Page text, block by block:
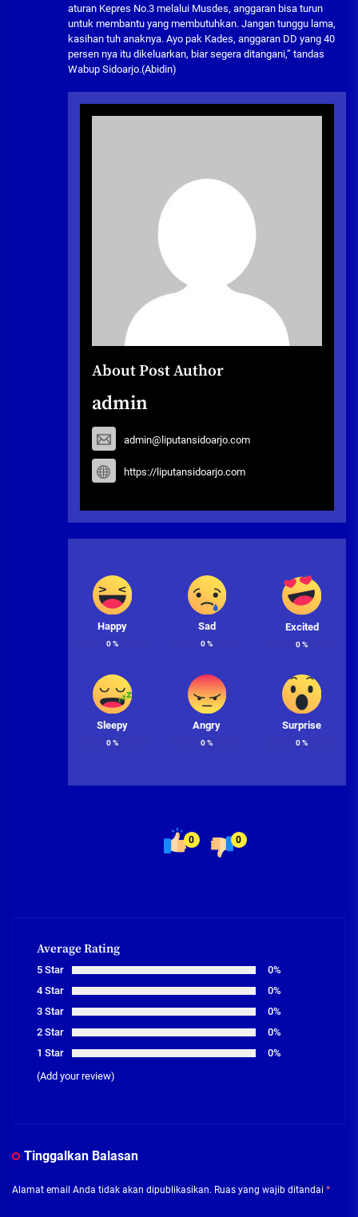
aturan Kepres No.3 melalui Musdes, anggaran bisa turun
untuk membantu yang membutuhkan. Jangan tunggu lama,
kasihan tuh anaknya. Ayo pak Kades, anggaran DD yang 40
persen nya itu dikeluarkan, biar segera ditangani,” tandas
Wabup Sidoarjo.(Abidin)
About Post Author
admin
admin@liputansidoarjo.com
https://liputansidoarjo.com
Happy
0%
Sad
0%
Excited
0%
Sleepy
0%
Angry
0%
Surprise
0%
0 0
Average Rating
5 Star
0%
4 Star
0%
3 Star
0%
2 Star
0%
1 Star
0%
(Add your review)
Tinggalkan Balasan
Alamat email Anda tidak akan dipublikasikan. Ruas yang wajib ditandai *